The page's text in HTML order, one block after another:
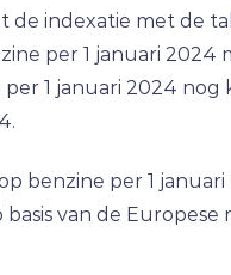
de indexatie met de
per 1 januari
1 januari 2024
benzine per 1
van de